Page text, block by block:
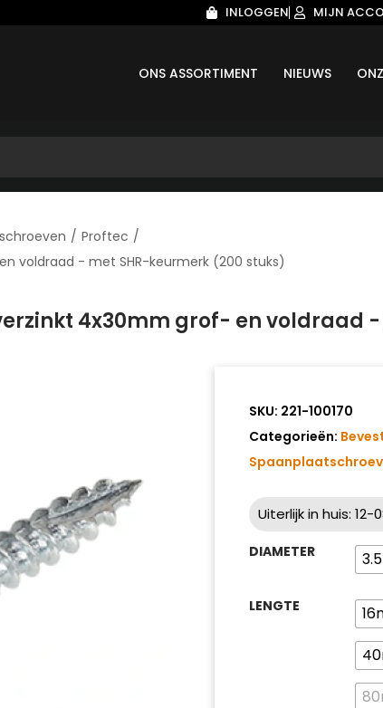
INLOGGEN MIJN
ONS ASSORTIMENT NIEUWS
/ Proftec /
voldraad - met SHR-keurmerk (200 stuks)
4x30mm grof- en voldraad
SKU: 221-100170
Categorieën:
Uiterlijk in huis: 12-
DIAMETER
LENGTE